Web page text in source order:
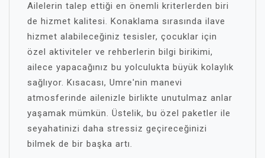
Ailelerin talep ettiği en önemli kriterlerden biri
de hizmet kalitesi. Konaklama sırasında ilave
hizmet alabileceğiniz tesisler, çocuklar için
özel aktiviteler ve rehberlerin bilgi birikimi,
ailece yapacağınız bu yolculukta büyük kolaylık
sağlıyor. Kısacası, Umre'nin manevi
atmosferinde ailenizle birlikte unutulmaz anlar
yaşamak mümkün. Üstelik, bu özel paketler ile
seyahatinizi daha stressiz geçireceğinizi
bilmek de bir başka artı.